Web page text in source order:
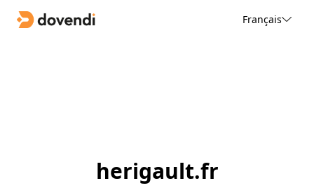
Français
herigault.fr